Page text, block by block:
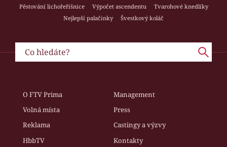
Pěstování lichořeřišnice
Výpočet ascendentu
Tvarohové knedlíky
Nejlepší palačinky
Švestkový koláč
O FTV Prima
Management
Volná místa
Press
Reklama
Castingy a výzvy
HbbTV
Kontakty